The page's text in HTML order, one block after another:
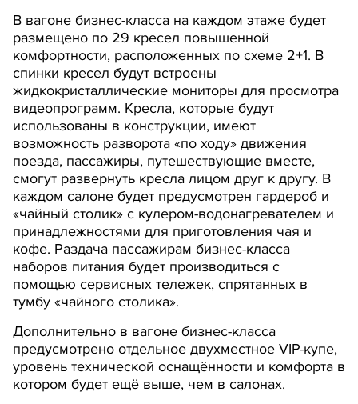
В вагоне бизнес-класса на каждом этаже будет
размещено по 29 кресел повышенной
комфортности, расположенных по схеме 2+1. В
спинки кресел будут встроены
жидкокристаллические мониторы для просмотра
видеопрограмм. Кресла, которые будут
использованы в конструкции, имеют
возможность разворота «по ходу» движения
поезда, пассажиры, путешествующие вместе,
смогут развернуть кресла лицом друг к другу. В
каждом салоне будет предусмотрен гардероб и
«чайный столик» с кулером-водонагревателем и
принадлежностями для приготовления чая и
кофе. Раздача пассажирам бизнес-класса
наборов питания будет производиться с
помощью сервисных тележек, спрятанных в
тумбу «чайного столика».
Дополнительно в вагоне бизнес-класса
предусмотрено отдельное двухместное VIP-купе,
уровень технической оснащённости и комфорта в
котором будет ещё выше, чем в салонах.